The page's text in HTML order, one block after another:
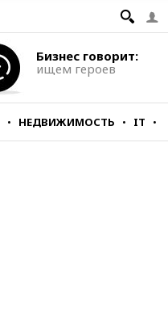
Бизнес говорит:
ищем героев
НЕДВИЖИМОСТЬ IT